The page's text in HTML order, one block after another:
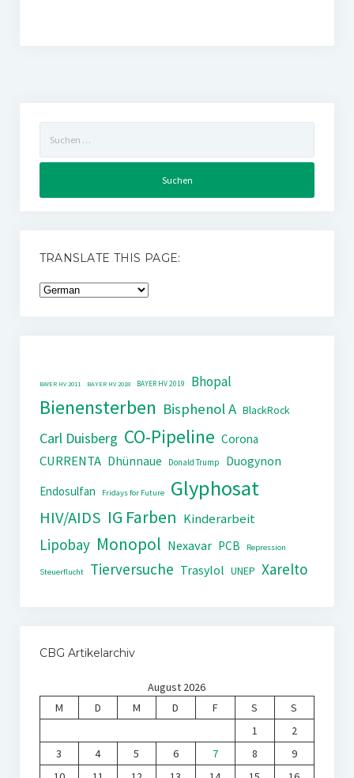
nach:
TRANSLATE THIS PAGE:
BAYER HV 2011 BAYER HV 2018 BAYER HV 2019 Bhopal
Bienensterben Bisphenol A BlackRock
Carl Duisberg CO-Pipeline Corona
CURRENTA Dhünnaue Donald Trump
Duogynon
Endosulfan
Fridays for Future Glyphosat
HIV/AIDS IG Farben Kinderarbeit
Lipobay Monopol Nexavar PCB Repression
Steuerflucht Tierversuche Trasylol UNEP Xarelto
CBG Artikelarchiv
August 2026
M
D M D F S
S
1
2
3
4 5 6 7 8
9